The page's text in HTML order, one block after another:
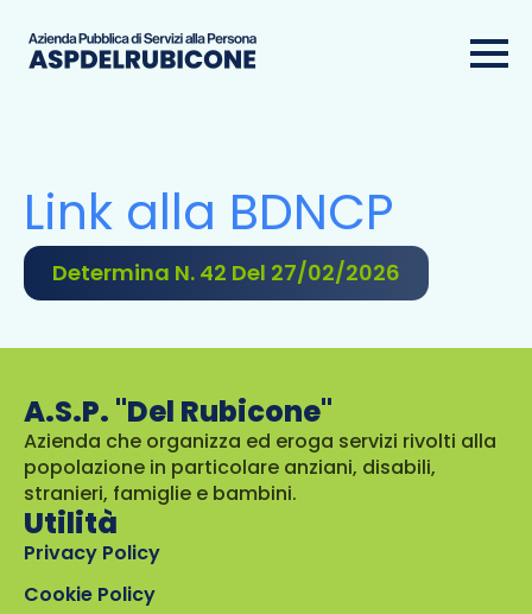
Link alla BDNCP
Determina N. 42 Del 27/02/2026
A.S.P. "Del Rubicone"
Azienda che organizza ed eroga servizi rivolti alla
popolazione in particolare anziani, disabili,
stranieri, famiglie e bambini.
Utilità
Privacy Policy
Cookie Policy